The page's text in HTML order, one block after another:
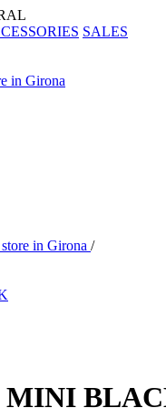
SALES
in Girona /
MINI